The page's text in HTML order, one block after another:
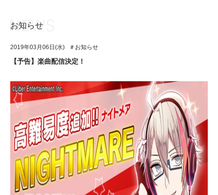
アプリゲーム
イベント・キャンペーン
ミュージック
グッズ・本
ギャラリー
ユニット&キャラクター
アプリゲーム
イベント・キャンペーン
ミュージック
グッズ・本
ギャラリー
お知らせ
2019年03月06日(水) ＃お知らせ
【予告】楽曲配信決定！